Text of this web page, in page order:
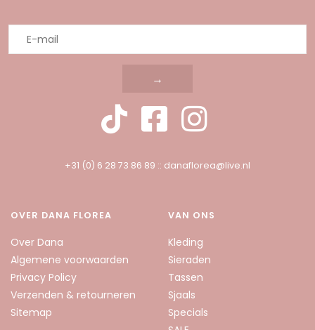
→
+31 (0) 6 28 73 86 89 :: danaflorea@live.nl
OVER DANA FLOREA
Over Dana
Algemene voorwaarden
Privacy Policy
Verzenden & retourneren
Sitemap
VAN ONS
Kleding
Sieraden
Tassen
Sjaals
Specials